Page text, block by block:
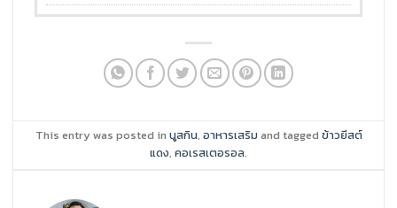
This entry was posted in นูสกิน, อาหารเสริม and tagged ข้าวยีสต์
แดง, คอเรสเตอรอล.